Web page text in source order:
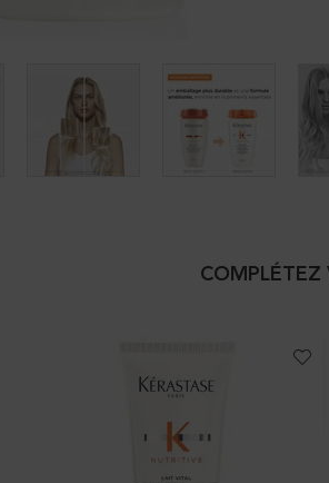
COMPLÉTEZ